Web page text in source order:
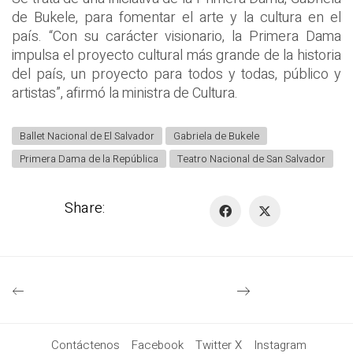
de Bukele, para fomentar el arte y la cultura en el
país. “Con su carácter visionario, la Primera Dama
impulsa el proyecto cultural más grande de la historia
del país, un proyecto para todos y todas, público y
artistas”, afirmó la ministra de Cultura.
Ballet Nacional de El Salvador
Gabriela de Bukele
Primera Dama de la República
Teatro Nacional de San Salvador
Share:
Contáctenos Facebook Twitter X Instagram